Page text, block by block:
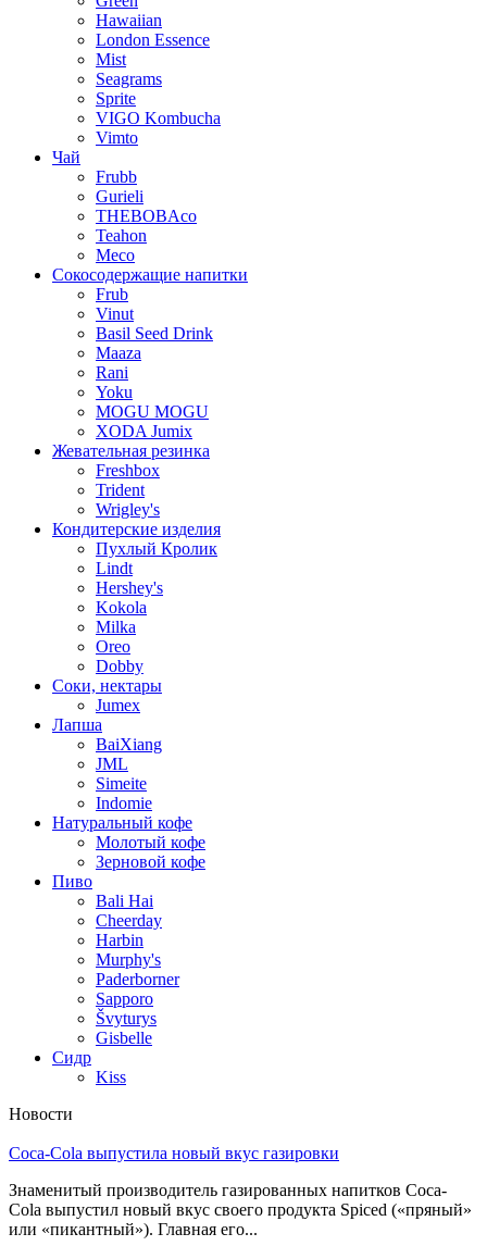
Hawaiian
London Essence
Mist
Seagrams
Sprite
VIGO Kombucha
Vimto
Чай
Frubb
Gurieli
THEBOBAco
Teahon
Meco
Сокосодержащие напитки
Frub
Vinut
Basil Seed Drink
Maaza
Rani
Yoku
MOGU MOGU
XODA Jumix
Жевательная резинка
Freshbox
Trident
Wrigley's
Кондитерские изделия
Пухлый Кролик
Lindt
Hershey's
Kokola
Milka
Oreo
Dobby
Соки, нектары
Jumex
Лапша
BaiXiang
JML
Simeite
Indomie
Натуральный кофе
Молотый кофе
Зерновой кофе
Пиво
Bali Hai
Cheerday
Harbin
Murphy's
Paderborner
Sapporo
Švyturys
Gisbelle
Сидр
Kiss
Новости
Coca-Cola выпустила новый вкус газировки
Знаменитый производитель газированных напитков Coca-
Cola выпустил новый вкус своего продукта Spiced («пряный»
или «пикантный»). Главная его...